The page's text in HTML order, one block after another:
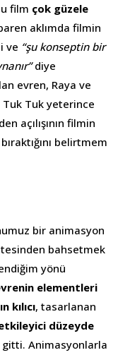
film çok güzele
aklımda filmin
ve “şu konseptin bir
diye
evren, Raya ve
Tuk Tuk yeterince
açılışının filmin
bıraktığını belirtmem
bir animasyon
bahsetmek
yönü
elementleri
kılıcı, tasarlanan
düzeyde
gitti. Animasyonlarla